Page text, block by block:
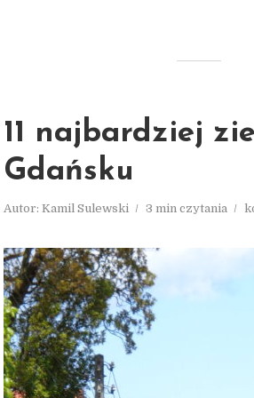
11 najbardziej
Gdańsku
Autor: Kamil Sulewski 3 min czytania